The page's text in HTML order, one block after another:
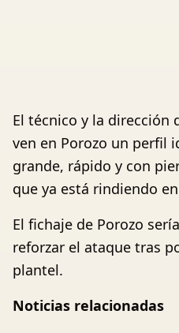
El técnico y la dirección
ven en Porozo un perfil
grande, rápido y con
que ya está rindiendo
El fichaje de Porozo
reforzar el ataque tras
plantel.
Noticias relacionadas